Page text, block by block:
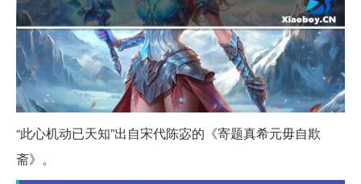
“此心机动已天知”出自宋代陈宓的《寄题真希元毋自欺
斋》。